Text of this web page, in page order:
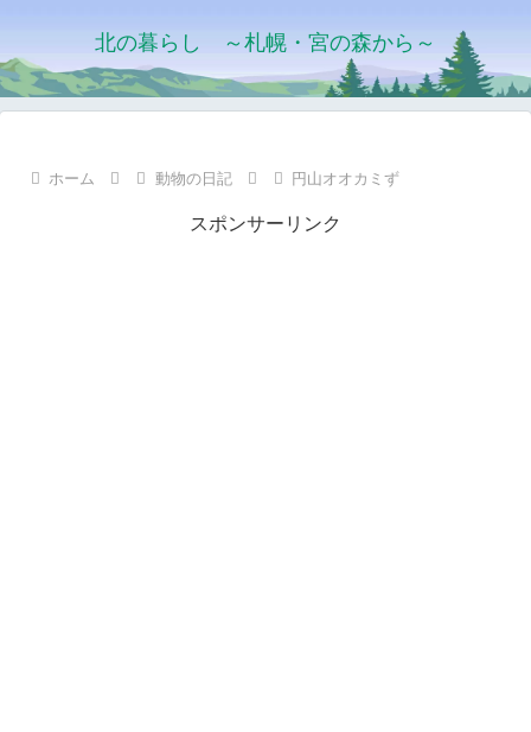
北の暮らし ～札幌・宮の森から～
ホーム 動物の日記 円山オオカミず
スポンサーリンク